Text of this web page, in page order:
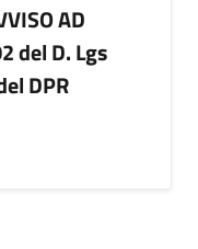
AD
del D. Lgs
DPR